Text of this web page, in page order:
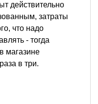
действительно
затраты
что надо
- тогда
магазине
в три.